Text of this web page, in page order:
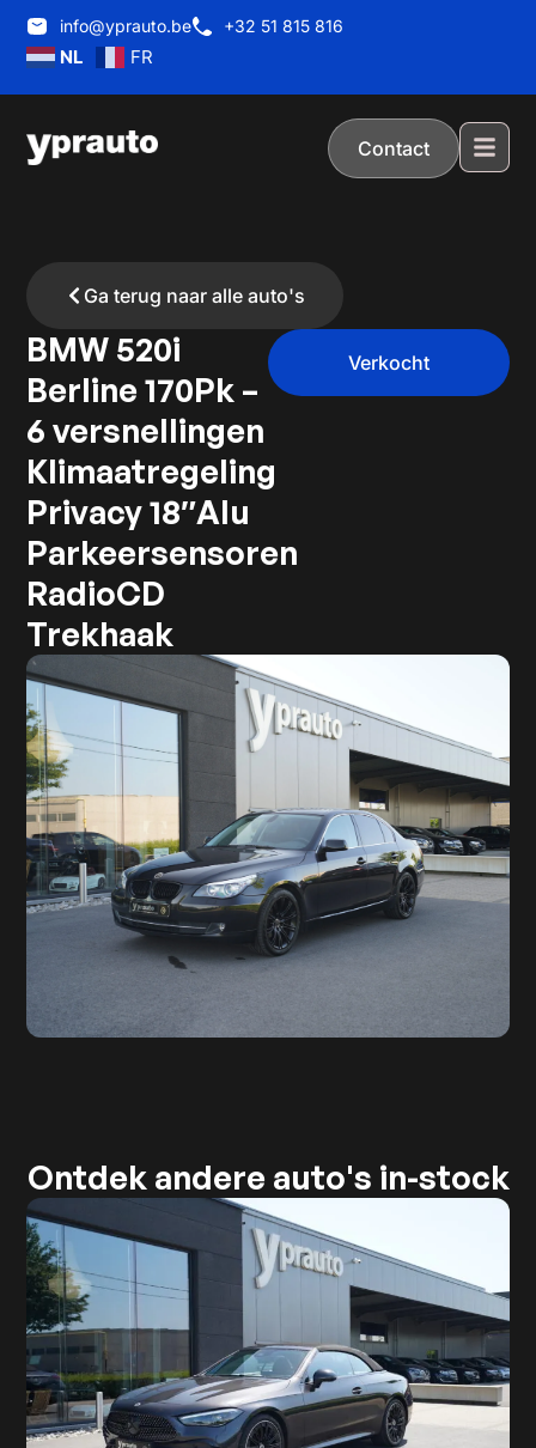
info@yprauto.be +32 51 815 816
NL FR
Contact
Ga terug naar alle auto's
BMW 520i
Berline 170Pk –
6 versnellingen
Klimaatregeling
Privacy 18″Alu
Parkeersensoren
RadioCD
Trekhaak
Verkocht
Ontdek andere auto's in-stock